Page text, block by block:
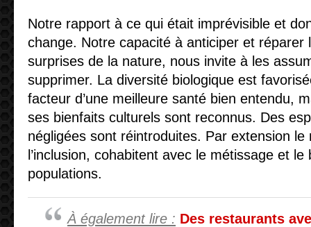
Notre rapport à ce qui était imprévisible et
change. Notre capacité à anticiper et réparer
surprises de la nature, nous invite à les
supprimer. La diversité biologique est
facteur d’une meilleure santé bien entendu,
ses bienfaits culturels sont reconnus. Des
négligées sont réintroduites. Par extension
l’inclusion, cohabitent avec le métissage et le
populations.
À également lire : Des restaurants